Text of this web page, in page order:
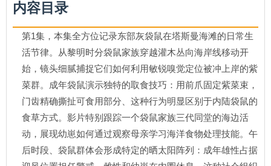
内容目录
第1集，本集全方位记录东部灰袋鼠在塔斯曼海滩的日常生
活节律。从黎明时分袋鼠家族穿越灌木丛向海岸线移动开
始，镜头细腻捕捉它们如何利用敏锐嗅觉定位被冲上岸的紫
菜群。成年袋鼠演示独特的取食技巧：用前爪固定紫菜束，
门齿精确撕扯可食用部分、这种行为明显区别于内陆袋鼠的
食草方式。影片特别跟踪一个袋鼠家族三代同堂的海边活
动，展现幼崽如何通过观察母亲学习海洋食物处理技能。午
后时段、袋鼠群体会形成特定的晒太阳阵列：成年雄性占据